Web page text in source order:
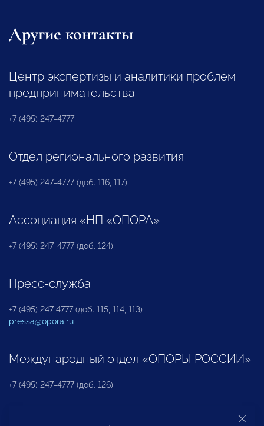
Другие контакты
Центр экспертизы и аналитики проблем
предпринимательства
+7 (495) 247-4777
Отдел регионального развития
+7 (495) 247-4777 (доб. 116, 117)
Ассоциация «НП «ОПОРА»
+7 (495) 247-4777 (доб. 124)
Пресс-служба
+7 (495) 247 4777 (доб. 115, 114, 113)
pressa@opora.ru
Международный отдел «ОПОРЫ РОССИИ»
+7 (495) 247-4777 (доб. 126)
Бюро по защите прав предпринимателей и